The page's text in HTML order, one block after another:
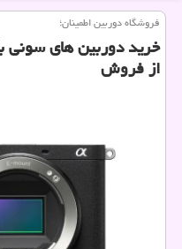
فروشگاه دوربین اطمینان؛
خرید دوربین های
از فروش